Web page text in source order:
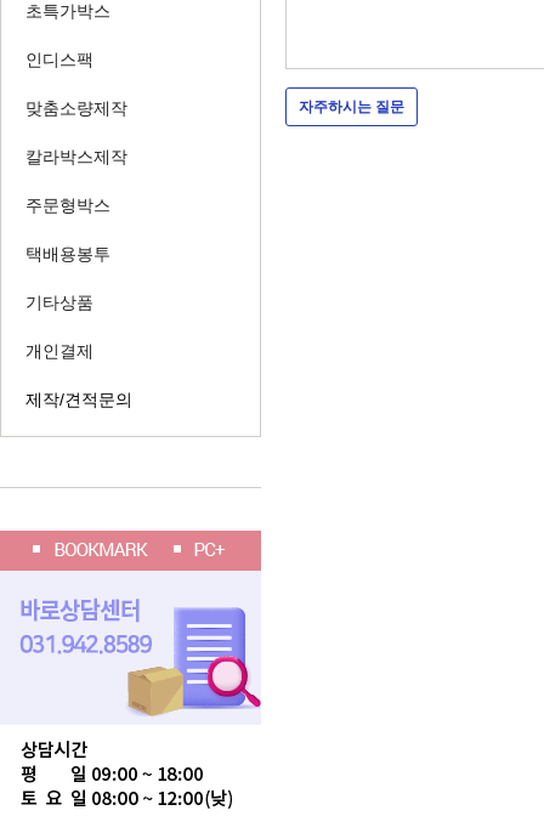
초특가박스
인디스팩
맞춤소량제작
칼라박스제작
주문형박스
택배용봉투
기타상품
개인결제
제작/견적문의
자주하시는 질문